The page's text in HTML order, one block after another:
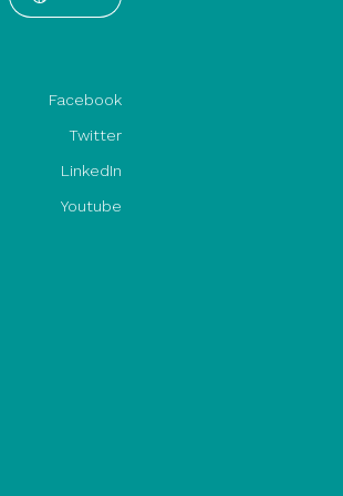
Facebook
Twitter
LinkedIn
Youtube